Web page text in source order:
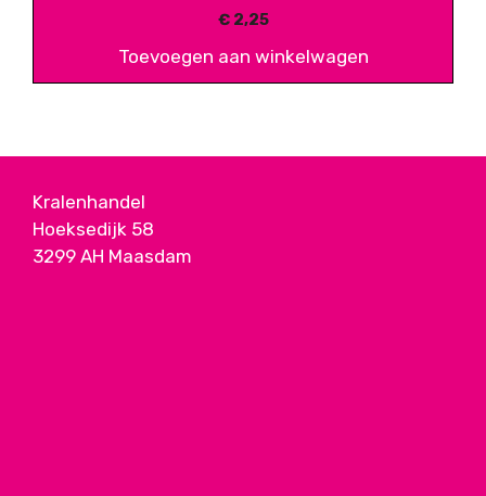
€2,25
Toevoegen aan winkelwagen
Kralenhandel
Hoeksedijk 58
3299 AH Maasdam